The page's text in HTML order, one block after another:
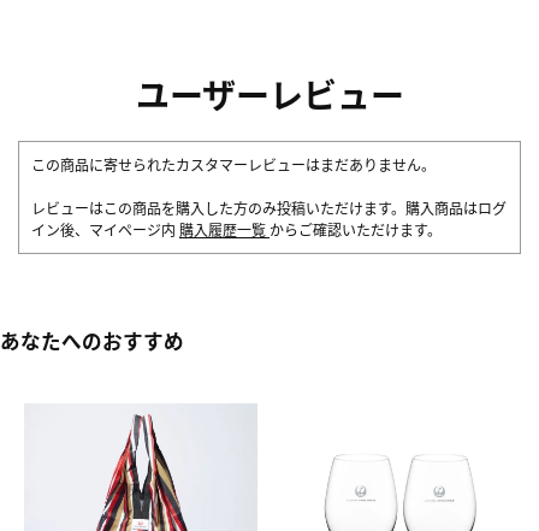
ユーザーレビュー
この商品に寄せられたカスタマーレビューはまだありません。
レビューはこの商品を購入した方のみ投稿いただけます。購入商品はログ
イン後、マイページ内 購入履歴一覧 からご確認いただけます。
あなたへのおすすめ